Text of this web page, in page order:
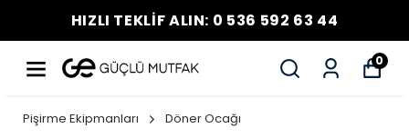
HIZLI TEKLİF ALIN: 0 536 592 63 44
0
Pişirme Ekipmanları Döner Ocağı